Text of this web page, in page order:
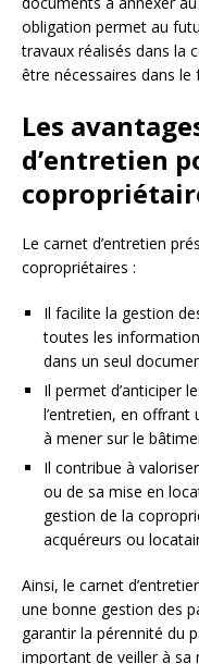
obligation permet au
travaux réalisés dans la
être nécessaires dans le
Les
d’entretien
Le carnet d’entretien
copropriétaires :
Il facilite la gestion
toutes les
dans un seul
Il permet d’anticiper
l’entretien, en offrant
à mener sur le
Il contribue à
ou de sa mise en
gestion de la
acquéreurs ou
Ainsi, le carnet
une bonne gestion des
garantir la pérennité du
important de veiller à sa